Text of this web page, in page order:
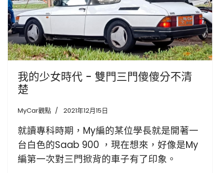
我的少女時代 - 雙門三門傻傻分不清
楚
MyCar觀點 2021年12月15日
就讀專科時期，My編的某位學長就是開著一
台白色的Saab 900 ，現在想來，好像是My
編第一次對三門掀背的車子有了印象。